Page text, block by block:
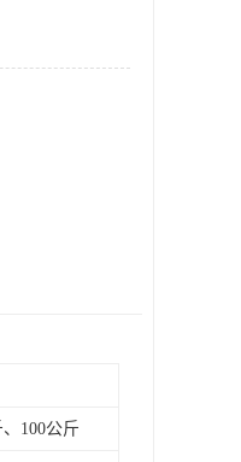
100公斤